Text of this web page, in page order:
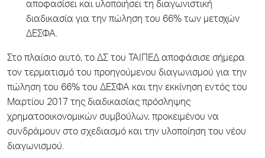
αποφασίσει και υλοποιήσει τη διαγωνιστική
διαδικασία για την πώληση του 66% των μετοχών
ΔΕΣΦΑ.
Στο πλαίσιο αυτό, το ΔΣ του ΤΑΙΠΕΔ αποφάσισε σήμερα
τον τερματισμό του προηγούμενου διαγωνισμού για την
πώληση του 66% του ΔΕΣΦΑ και την εκκίνηση εντός του
Μαρτίου 2017 της διαδικασίας πρόσληψης
χρηματοοικονομικών συμβούλων, προκειμένου να
συνδράμουν στο σχεδιασμό και την υλοποίηση του νέου
διαγωνισμού.